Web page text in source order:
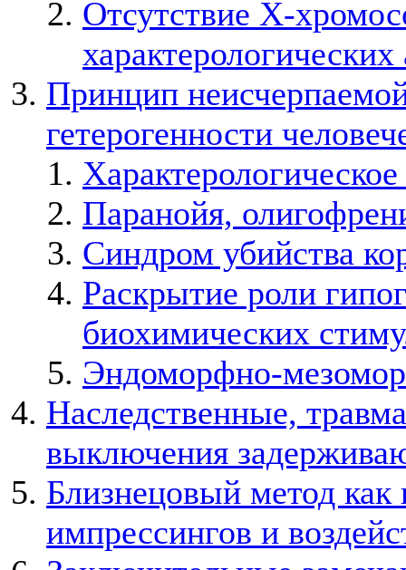
Отсутствие Х-
Принцип
гетерогенности
Паранойя,
Синдром убийства
Раскрытие роли
биохимических
Эндоморфно-
Наследственные,
выключения
Близнецовый метод
импрессингов и